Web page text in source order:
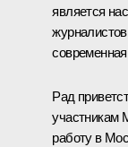
является
Рад
участникам
работу в